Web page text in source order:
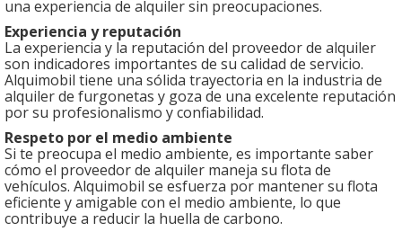
una experiencia de alquiler sin preocupaciones.
Experiencia y reputación
La experiencia y la reputación del proveedor de alquiler
son indicadores importantes de su calidad de servicio.
Alquimobil tiene una sólida trayectoria en la industria de
alquiler de furgonetas y goza de una excelente reputación
por su profesionalismo y confiabilidad.
Respeto por el medio ambiente
Si te preocupa el medio ambiente, es importante saber
cómo el proveedor de alquiler maneja su flota de
vehículos. Alquimobil se esfuerza por mantener su flota
eficiente y amigable con el medio ambiente, lo que
contribuye a reducir la huella de carbono.